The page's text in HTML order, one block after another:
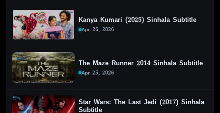
Kanya Kumari (2025) Sinhala Subtitle
Apr 26, 2026
The Maze Runner 2014 Sinhala Subtitle
Apr 25, 2026
Star Wars: The Last Jedi (2017) Sinhala
Subtitle